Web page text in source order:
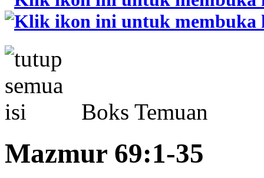
Boks Temuan
Mazmur 69:1-35